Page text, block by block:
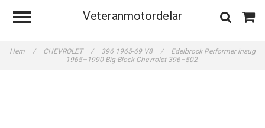
Veteranmotordelar
Hem / CHEVROLET / 396 1965-69 V8 /
Edelbrock Performer insug
1965–1990 Big-Block Chevrolet 396–502